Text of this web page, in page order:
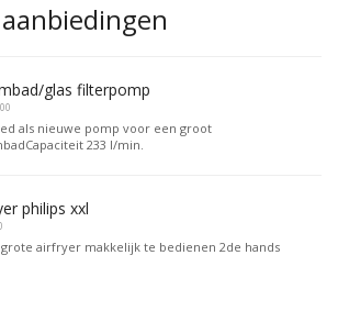
glas filterpomp
.00
als nieuwe pomp voor een groot
233 l/min.
philips xxl
airfryer makkelijk te bedienen 2de hands